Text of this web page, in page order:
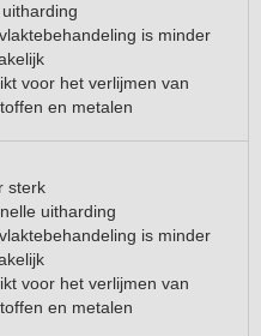
is minder
voor het verlijmen van
en metalen
sterk
uitharding
is minder
voor het verlijmen van
en metalen